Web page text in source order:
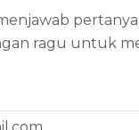
ragu untuk